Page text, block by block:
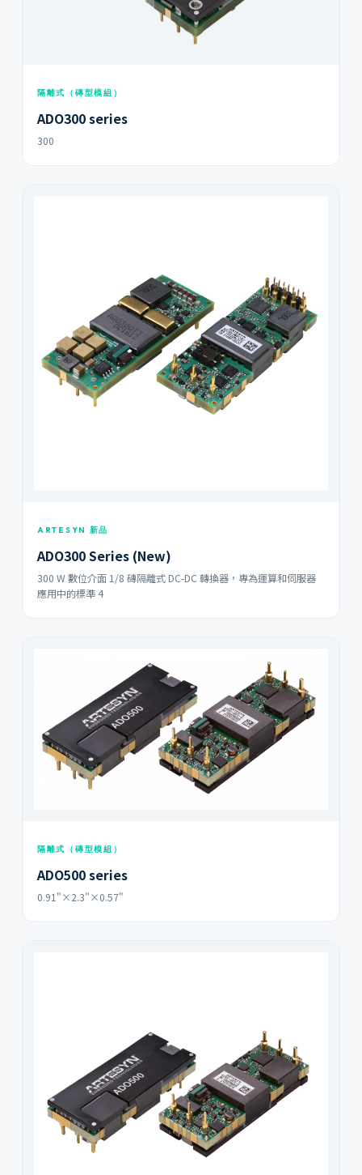
隔離式（磚型模組）
ADO300 series
300
ARTESYN 新品
ADO300 Series (New)
300 W 數位介面 1/8 磚隔離式 DC-DC 轉換器，專為運算和伺服器
應用中的標準 4
隔離式（磚型模組）
ADO500 series
0.91"×2.3"×0.57"